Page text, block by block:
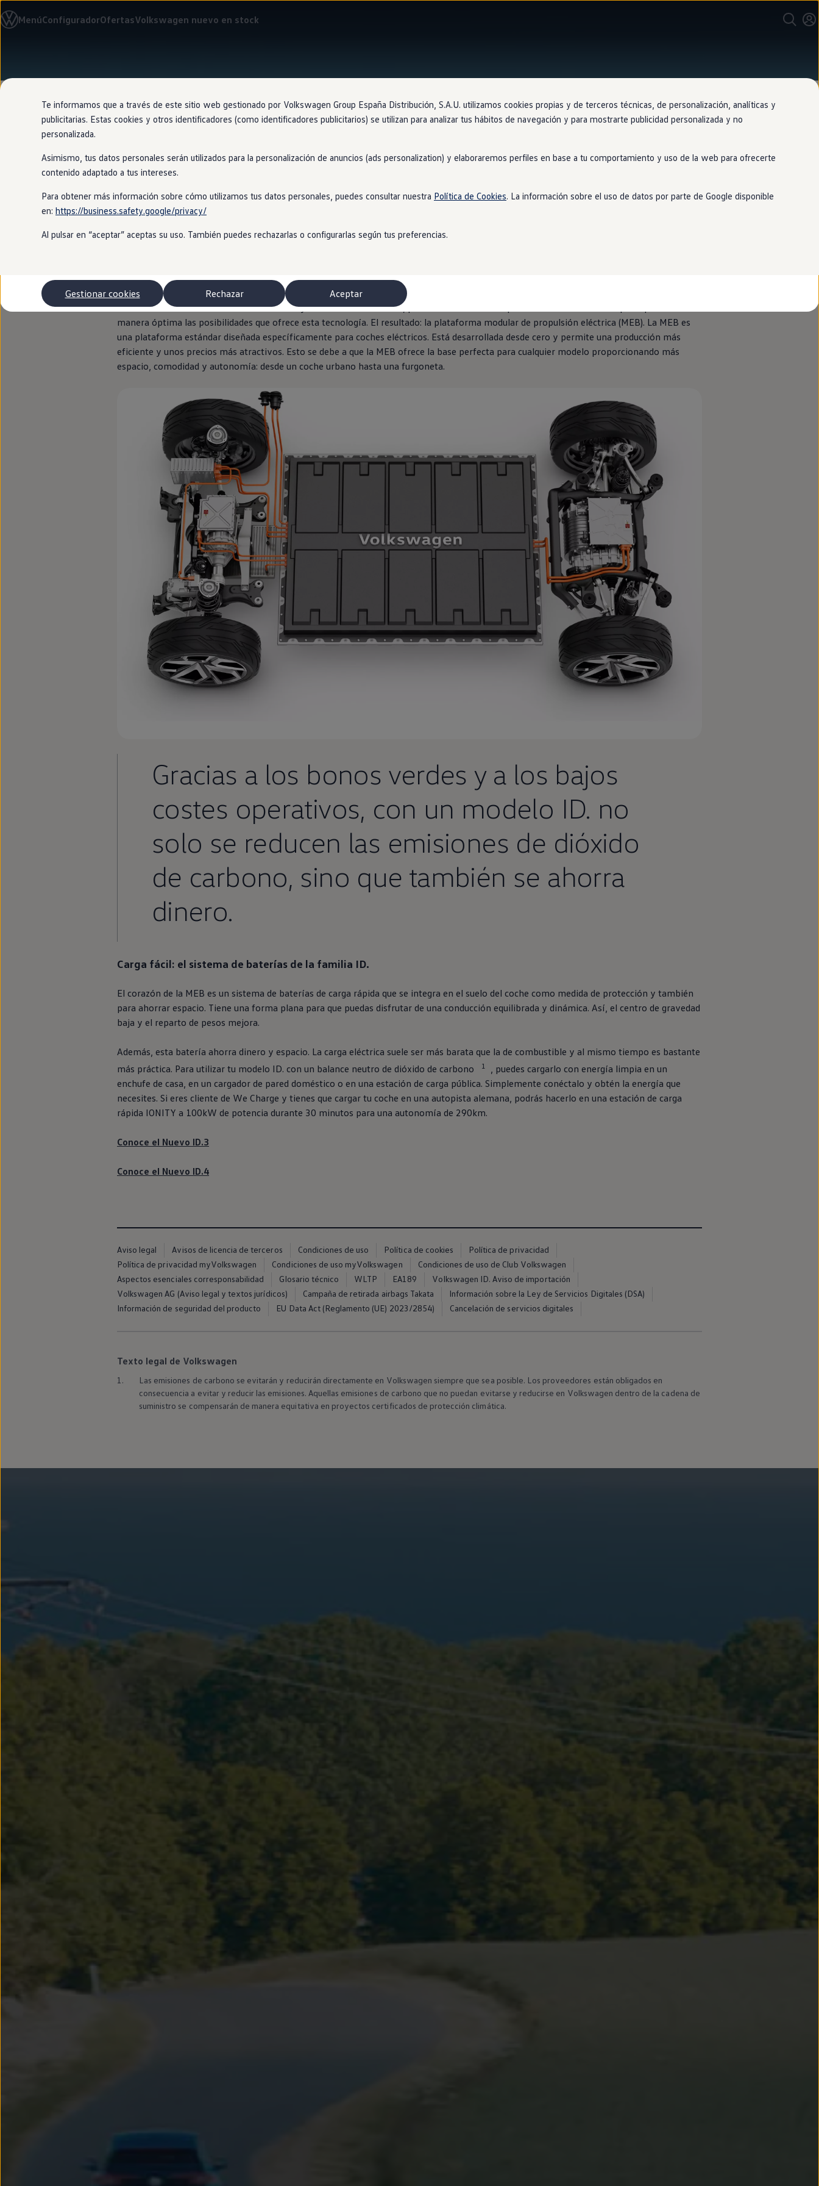
directamente
directamente
página
MenúConfiguradorOfertasVolkswagen nuevo en stock
Modelos y configurador
Nuevo ID. Cross
Financiación
My Way
Seguros
Empresas
Autoescuelas
Más sobre eléctricos
Más sobre híbridos
Plan Auto +
Etiquetas DGT
Simulador de autonomía, carga y ahorro
Soluciones de carga
Autonomía
Clientes y posventa
Club Volkswagen
Ofertas posventa
Eventos y experiencias
Beneficios Volkswagen
Asistencia en carretera
Servicios de movilidad
Garantía del fabricante
Buscar servicios para tu modelo
Volkswagen Apps, inicio de sesión y tienda
Conectar el móvil con el vehículo
Actualizaciones del software, los mapas y las emisoras de radio
Mantenimiento y reparaciones
Aceite y líquidos del motor
Aire acondicionado y filtros
Todo sobre tu Volkswagen
Tu coche conectado
Luces de advertencia
Modelos anteriores
Una plataforma modular para una movilidad
eléctrica más sostenible
Los modelos de nuestra familia ID.ofrecen todo lo que se puede esperar de la movilidad del
emisiones
locales: sin duda nos dan un buen empujón en nuestro
camino hacia reducir de la huella de carbono. Pero para conseguir que la
movilidad eléctrica esté al alcance de todos y además sea sostenible, primero hemos tenido que desarrollar un sistema que explote de
manera óptima las posibilidades que ofrece esta tecnología. El resultado: la plataforma modular de propulsión eléctrica (MEB). La MEB es
una plataforma estándar diseñada específicamente para coches eléctricos. Está desarrollada desde cero y permite una producción más
eficiente y unos precios más atractivos. Esto se debe a que la MEB ofrece la base perfecta para cualquier modelo proporcionando más
espacio, comodidad y autonomía: desde un coche urbano hasta una furgoneta.
Gracias a los bonos verdes y a los bajos
costes operativos, con un modelo ID. no
solo se reducen las emisiones de dióxido
de carbono, sino que también se ahorra
dinero.
Carga fácil: el sistema de baterías de la familia ID.
El corazón de la MEB es un sistema de baterías de carga rápida que se integra en el suelo del coche como medida de protección y también
para ahorrar espacio. Tiene una forma plana para que puedas disfrutar de una conducción equilibrada y dinámica. Así, el centro de gravedad
baja y el reparto de pesos mejora.
Además, esta batería ahorra dinero y espacio. La carga eléctrica suele ser más barata que la de combustible y al mismo tiempo es bastante
más práctica. Para utilizar tu modelo ID. con un balance neutro de dióxido de carbono 1 , puedes cargarlo con energía limpia en un
enchufe de casa, en un cargador de pared doméstico o en una estación de carga pública. Simplemente conéctalo y obtén la energía que
necesites. Si eres cliente de We Charge y tienes que cargar tu coche en una autopista alemana, podrás hacerlo en una estación de carga
rápida IONITY a 100kW de potencia durante 30 minutos para una autonomía de 290km.
Conoce el Nuevo ID.3
Conoce el Nuevo ID.4
Aviso legal Avisos de licencia de terceros Condiciones de uso Política de cookies
Política de privacidad
Política de privacidad myVolkswagen
Condiciones de uso myVolkswagen
Condiciones de uso de Club Volkswagen
Aspectos esenciales corresponsabilidad
Glosario técnico WLTP EA189
Volkswagen ID. Aviso de importación
Volkswagen AG (Aviso legal y textos jurídicos)
Campaña de retirada airbags Takata
Información sobre la Ley de Servicios Digitales (DSA)
Información de seguridad del producto
EU Data Act (Reglamento (UE) 2023/2854) Cancelación de servicios digitales
Texto legal de Volkswagen
1. Las emisiones de carbono se evitarán y reducirán directamente en Volkswagen siempre que sea posible. Los proveedores están obligados en
consecuencia a evitar y reducir las emisiones. Aquellas emisiones de carbono que no puedan evitarse y reducirse en Volkswagen dentro de la cadena de
suministro se compensarán de manera equitativa en proyectos certificados de protección climática.
Te informamos que a través de este sitio web gestionado por Volkswagen Group España Distribución, S.A.U. utilizamos cookies propias y de terceros técnicas, de personalización, analíticas y
publicitarias. Estas cookies y otros identificadores (como identificadores publicitarios) se utilizan para analizar tus hábitos de navegación y para mostrarte publicidad personalizada y no
personalizada.
Asimismo, tus datos personales serán utilizados para la personalización de anuncios (ads personalization) y elaboraremos perfiles en base a tu comportamiento y uso de la web para ofrecerte
contenido adaptado a tus intereses.
Para obtener más información sobre cómo utilizamos tus datos personales, puedes consultar nuestra Política de Cookies. La información sobre el uso de datos por parte de Google disponible
en: https://business.safety.google/privacy/
Al pulsar en “aceptar” aceptas su uso. También puedes rechazarlas o configurarlas según tus preferencias.
Aceptar
Rechazar
Gestionar cookies